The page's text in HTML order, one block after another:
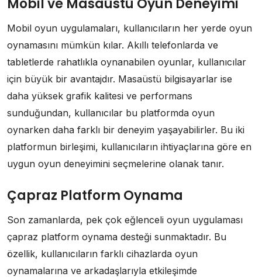
Mobil ve Masaüstü Oyun Deneyimi
Mobil oyun uygulamaları, kullanıcıların her yerde oyun
oynamasını mümkün kılar. Akıllı telefonlarda ve
tabletlerde rahatlıkla oynanabilen oyunlar, kullanıcılar
için büyük bir avantajdır. Masaüstü bilgisayarlar ise
daha yüksek grafik kalitesi ve performans
sunduğundan, kullanıcılar bu platformda oyun
oynarken daha farklı bir deneyim yaşayabilirler. Bu iki
platformun birleşimi, kullanıcıların ihtiyaçlarına göre en
uygun oyun deneyimini seçmelerine olanak tanır.
Çapraz Platform Oynama
Son zamanlarda, pek çok eğlenceli oyun uygulaması
çapraz platform oynama desteği sunmaktadır. Bu
özellik, kullanıcıların farklı cihazlarda oyun
oynamalarına ve arkadaşlarıyla etkileşimde